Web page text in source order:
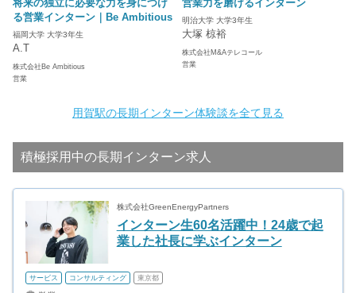
将来の独立に必要な力を身につけ
る営業インターン｜Be Ambitious
福岡大学 大学3年生
A.T
株式会社Be Ambitious
営業
営業力を磨けるインターン
明治大学 大学3年生
大塚 椋裕
株式会社M&Aテレコール
営業
用賀駅の長期インターン体験談を全て見る
積極採用中の長期インターン求人
株式会社GreenEnergyPartners
インターン生60名活躍中！24歳で起
業した社長に学ぶインターン
サービス コンサルティング 東京都